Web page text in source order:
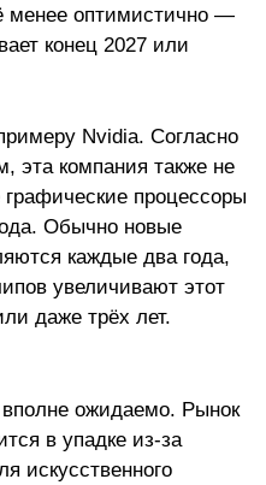
менее оптимистично —
конец 2027 или
Nvidia. Согласно
эта компания также не
процессоры
Обычно новые
каждые два года,
увеличивают этот
даже трёх лет.
вполне ожидаемо. Рынок
в упадке из-за
искусственного